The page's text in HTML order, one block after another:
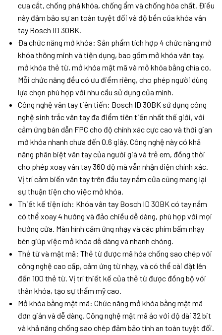
cưa cắt, chống phá khóa, chống ẩm và chống hóa chất. Điều
này đảm bảo sự an toàn tuyệt đối và độ bền của khóa vân
tay Bosch ID 30BK.
Đa chức năng mở khóa: Sản phẩm tích hợp 4 chức năng mở
khóa thông minh và tiện dụng, bao gồm mở khóa vân tay,
mở khóa thẻ từ, mở khóa mật mã và mở khóa bằng chìa cơ.
Mỗi chức năng đều có ưu điểm riêng, cho phép người dùng
lựa chọn phù hợp với nhu cầu sử dụng của mình.
Công nghệ vân tay tiên tiến: Bosch ID 30BK sử dụng công
nghệ sinh trắc vân tay đa điểm tiên tiến nhất thế giới, với
cảm ứng bán dẫn FPC cho độ chính xác cực cao và thời gian
mở khóa nhanh chưa đến 0.6 giây. Công nghệ này có khả
năng phân biệt vân tay của người già và trẻ em, đồng thời
cho phép xoay vân tay 360 độ mà vẫn nhận diện chính xác.
Vị trí cảm biến vân tay trên đầu tay nắm cửa cũng mang lại
sự thuận tiện cho việc mở khóa.
Thiết kế tiện ích: Khóa vân tay Bosch ID 30BK có tay nắm
có thể xoay 4 hướng và đảo chiều dễ dàng, phù hợp với mọi
hướng cửa. Màn hình cảm ứng nhạy và các phím bấm nhạy
bén giúp việc mở khóa dễ dàng và nhanh chóng.
Thẻ từ và mật mã: Thẻ từ được mã hóa chống sao chép với
công nghệ cao cấp, cảm ứng từ nhạy, và có thể cài đặt lên
đến 100 thẻ từ. Vị trí thiết kế của thẻ từ được đồng bộ với
thân khóa, tạo sự thẩm mỹ cao.
Mở khóa bằng mật mã: Chức năng mở khóa bằng mật mã
đơn giản và dễ dàng. Công nghệ mật mã ảo với độ dài 32 bit
và khả năng chống sao chép đảm bảo tính an toàn tuyệt đối.